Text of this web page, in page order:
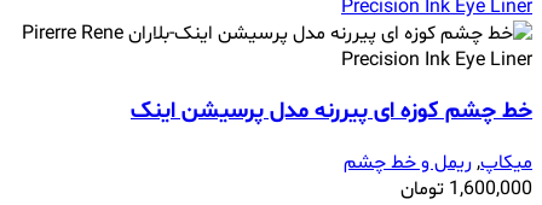
خط چشم کوزه ای پیررنه مدل پرسیشن اینک
میکاپ,ریمل و خط چشم
1,600,000 تومان